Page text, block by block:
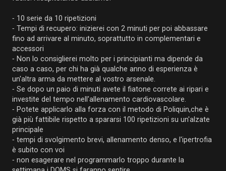
⁃ 10 serie da 10 ripetizioni
⁃ Tempi di recupero: inizierei con 2 minuti per poi abbassare
fino ad arrivare al minuto, soprattutto in complementari e
accessori
⁃ Non lo consiglierei molto per i principianti ma dipende da
caso a caso, per chi ha già qualche anno di esperienza è
un'altra arma da mettere al vostro arsenale.
⁃ Se dopo un paio di minuti avete il fiatone correte ai ripari e
investite del tempo nell'allenamento cardiovascolare.
⁃ Potete applicarlo alla forza con il metodo di Poliquin,che è
già più fattibile rispetto a spararsi 100 ripetizioni su un'alzate
principale
⁃ tempi di svolgimento brevi, allenamento denso, e l'ipertrofia
è subito con voi
⁃ non esagerare nel programmarlo troppo durante la